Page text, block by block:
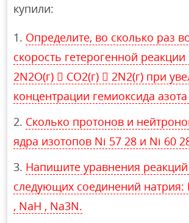
купили:
Определите, во сколько раз
скорость гетерогенной
2N2О(г)  СO2(г)  2N2(г) при
концентрации гемиоксида
Сколько протонов и
ядра изотопов Ni 57 28 и Ni 60
Напишите уравнения
следующих соединений натрия:
, NaH , Na3N.